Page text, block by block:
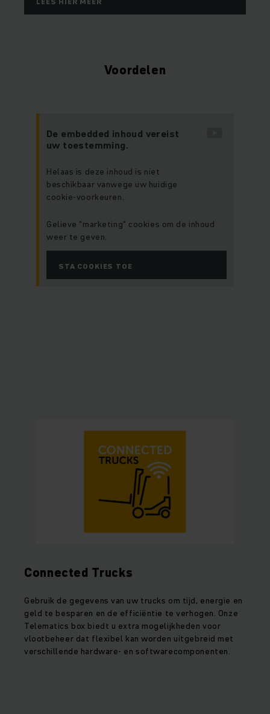
Voordelen
De embedded inhoud vereist
uw toestemming.
Helaas is deze inhoud is niet
beschikbaar vanwege uw huidige
cookie-voorkeuren.
Gelieve "marketing" cookies om de inhoud
weer te geven.
STA COOKIES TOE
Connected Trucks
Gebruik de gegevens van uw trucks om tijd, energie en
geld te besparen en de efficiëntie te verhogen. Onze
Telematics box biedt u extra mogelijkheden voor
vlootbeheer dat flexibel kan worden uitgebreid met
verschillende hardware- en softwarecomponenten.